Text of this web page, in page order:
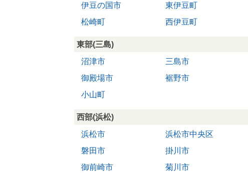
伊豆の国市
東伊豆町
松崎町
西伊豆町
東部(三島)
沼津市
三島市
御殿場市
裾野市
小山町
西部(浜松)
浜松市
浜松市中央区
磐田市
掛川市
御前崎市
菊川市